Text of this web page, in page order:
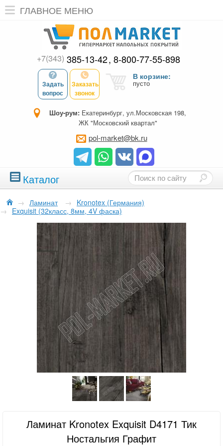
ГЛАВНОЕ МЕНЮ
+7(343) 385-13-42 8-800-77-55-898
Задать
вопрос
Заказать
звонок
В корзине:
пусто
Шоу-рум: Екатеринбург, ул.Московская 198,
ЖК "Московский квартал"
pol-market@bk.ru
Каталог
→ Ламинат → Kronotex (Германия)
→ Exquisit (32класс, 8мм, 4V фаска)
Ламинат Kronotex Exquisit D4171 Тик
Ностальгия Графит